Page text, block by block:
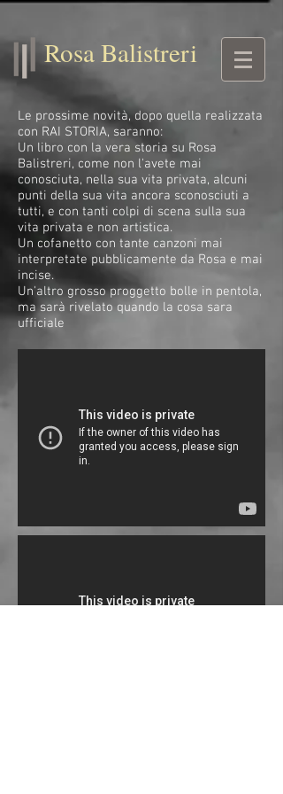
Completa la configurazione su Wix.com per verificare la tua proprietà
Rosa Balistreri
Le prossime novità, dopo quella realizzata
con RAI STORIA, saranno:
Un libro con la vera storia su Rosa
Balistreri, come non l'avete mai
conosciuta, nella sua vita privata, alcuni
punti della sua vita ancora sconosciuti a
tutti, e con tanti colpi di scena sulla sua
vita privata e non artistica.
Un cofanetto con tante canzoni mai
interpretate pubblicamente da Rosa e mai
incise.
Un'altro grosso proggetto bolle in pentola,
ma sarà rivelato quando la cosa sara
ufficiale